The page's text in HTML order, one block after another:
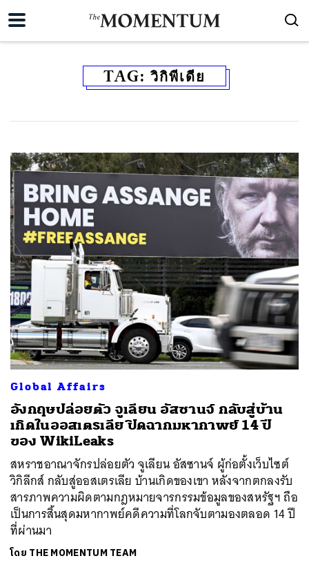
TAG: วิกิพีเดีย
Global Affairs
อังกฤษปล่อยตัว จูเลียน อัสซานจ์ กลับสู่บ้าน
เกิดในออสเตรเลีย ปิดฉากมหากาพย์ 14 ปี
ของ WikiLeaks
สหราชอาณาจักรปล่อยตัว จูเลียน อัสซานจ์ ผู้ก่อตั้งเว็บไซต์
วิกิลีกส์ กลับสู่ออสเตรเลีย บ้านเกิดของเขา หลังจากตกลงรับ
สารภาพความผิดตามกฎหมายจารกรรมข้อมูลของสหรัฐฯ ถือ
เป็นการสิ้นสุดมหากาพย์คดีความที่โลกจับตามองตลอด 14 ปี
ที่ผ่านมา
โดย THE MOMENTUM TEAM
ค้นหา